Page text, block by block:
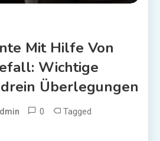
Mit Hilfe Von
Wichtige
Überlegungen
0 Tagged